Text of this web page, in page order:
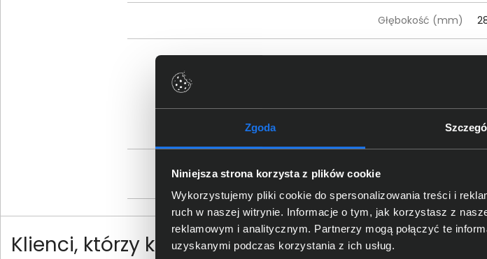
Zgoda
Niniejsza strona korzysta z plików cookie
Wykorzystujemy pliki cookie do spersonalizowania treści i
ruch w naszej witrynie. Informacje o tym, jak korzystasz z
reklamowym i analitycznym. Partnerzy mogą połączyć te
uzyskanymi podczas korzystania z ich usług.
Głębokość (mm)
Dane producenta
Osoba odpowiedzialna za produkt
Klienci, którzy kupili ten produkt często wybierali